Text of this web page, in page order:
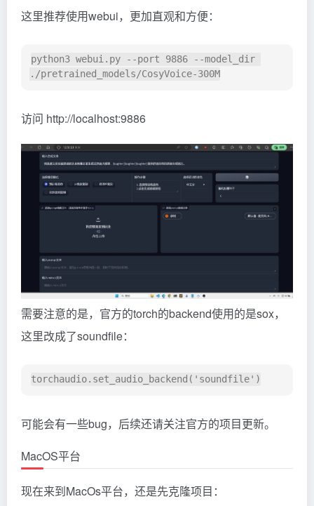
这里推荐使用webui，更加直观和方便：
python3 webui.py --port 9886 --model_dir
访问 http://localhost:9886
需要注意的是，官方的torch的backend使用的是sox，
这里改成了soundfile：
可能会有一些bug，后续还请关注官方的项目更新。
MacOS平台
现在来到MacOs平台，还是先克隆项目：